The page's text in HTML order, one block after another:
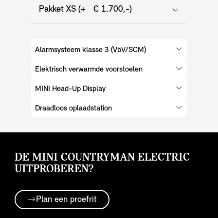
Pakket XS (+ € 1.700,-)
Alarmsysteem klasse 3 (VbV/SCM)
Elektrisch verwarmde voorstoelen
MINI Head-Up Display
Draadloos oplaadstation
DE MINI COUNTRYMAN ELECTRIC
UITPROBEREN?
Plan een proefrit